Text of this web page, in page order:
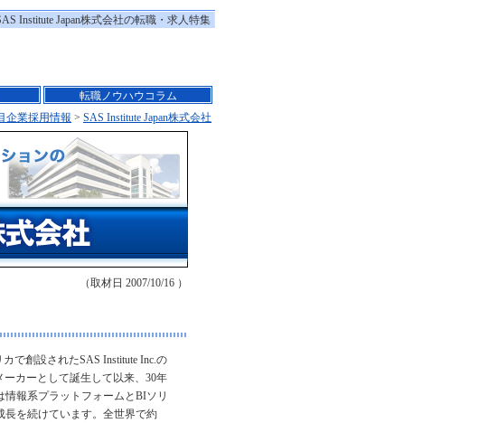
Institute Japan株式会社の転職・求人特集
転職ノウハウコラム
企業採用情報 > SAS Institute Japan株式会社
（取材日 2007/10/16 ）
で創設されたSAS Institute Inc.の
カーとして誕生して以来、30年
報系プラットフォームとBIソリ
長を続けています。全世界で約